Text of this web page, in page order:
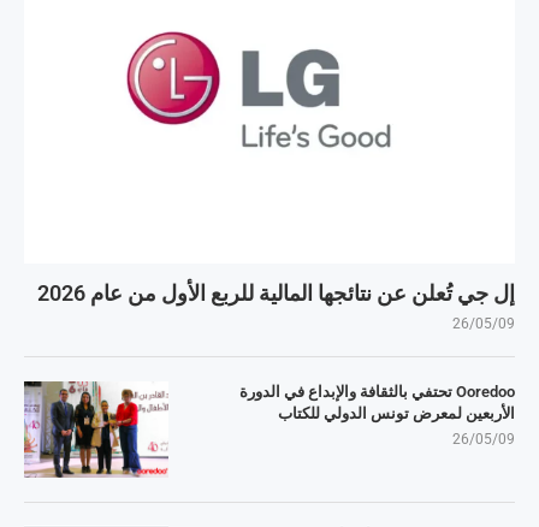
إل جي تُعلن عن نتائجها المالية للربع الأول من عام 2026
26/05/09
Ooredoo تحتفي بالثقافة والإبداع في الدورة
الأربعين لمعرض تونس الدولي للكتاب
26/05/09